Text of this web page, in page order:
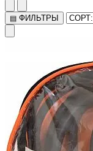
▤ ФИЛЬТРЫ